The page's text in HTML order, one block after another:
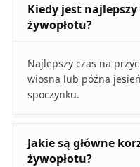
Kiedy jest
żywopłotu?
Najlepszy czas na
wiosna lub późna
spoczynku.
Jakie są główne
żywopłotu?